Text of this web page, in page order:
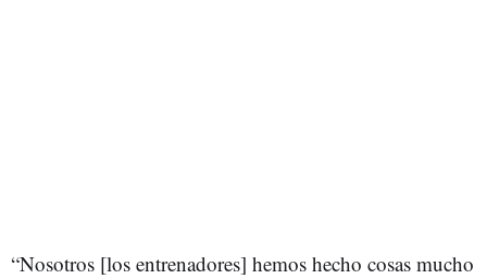
“Nosotros [los entrenadores] hemos hecho cosas mucho